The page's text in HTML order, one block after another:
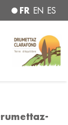
FR EN ES